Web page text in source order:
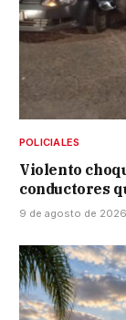
POLICIALES
Violento
conductores
9 de agosto de 2026